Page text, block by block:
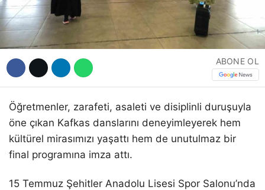
ABONE OL
Öğretmenler, zarafeti, asaleti ve disiplinli duruşuyla
öne çıkan Kafkas danslarını deneyimleyerek hem
kültürel mirasımızı yaşattı hem de unutulmaz bir
final programına imza attı.
15 Temmuz Şehitler Anadolu Lisesi Spor Salonu’nda